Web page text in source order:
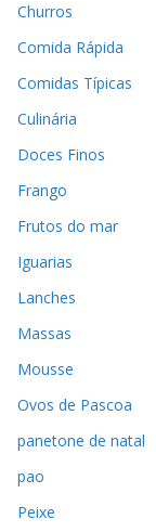
Churros
Comida Rápida
Comidas Típicas
Culinária
Doces Finos
Frango
Frutos do mar
Iguarias
Lanches
Massas
Mousse
Ovos de Pascoa
panetone de natal
pao
Peixe